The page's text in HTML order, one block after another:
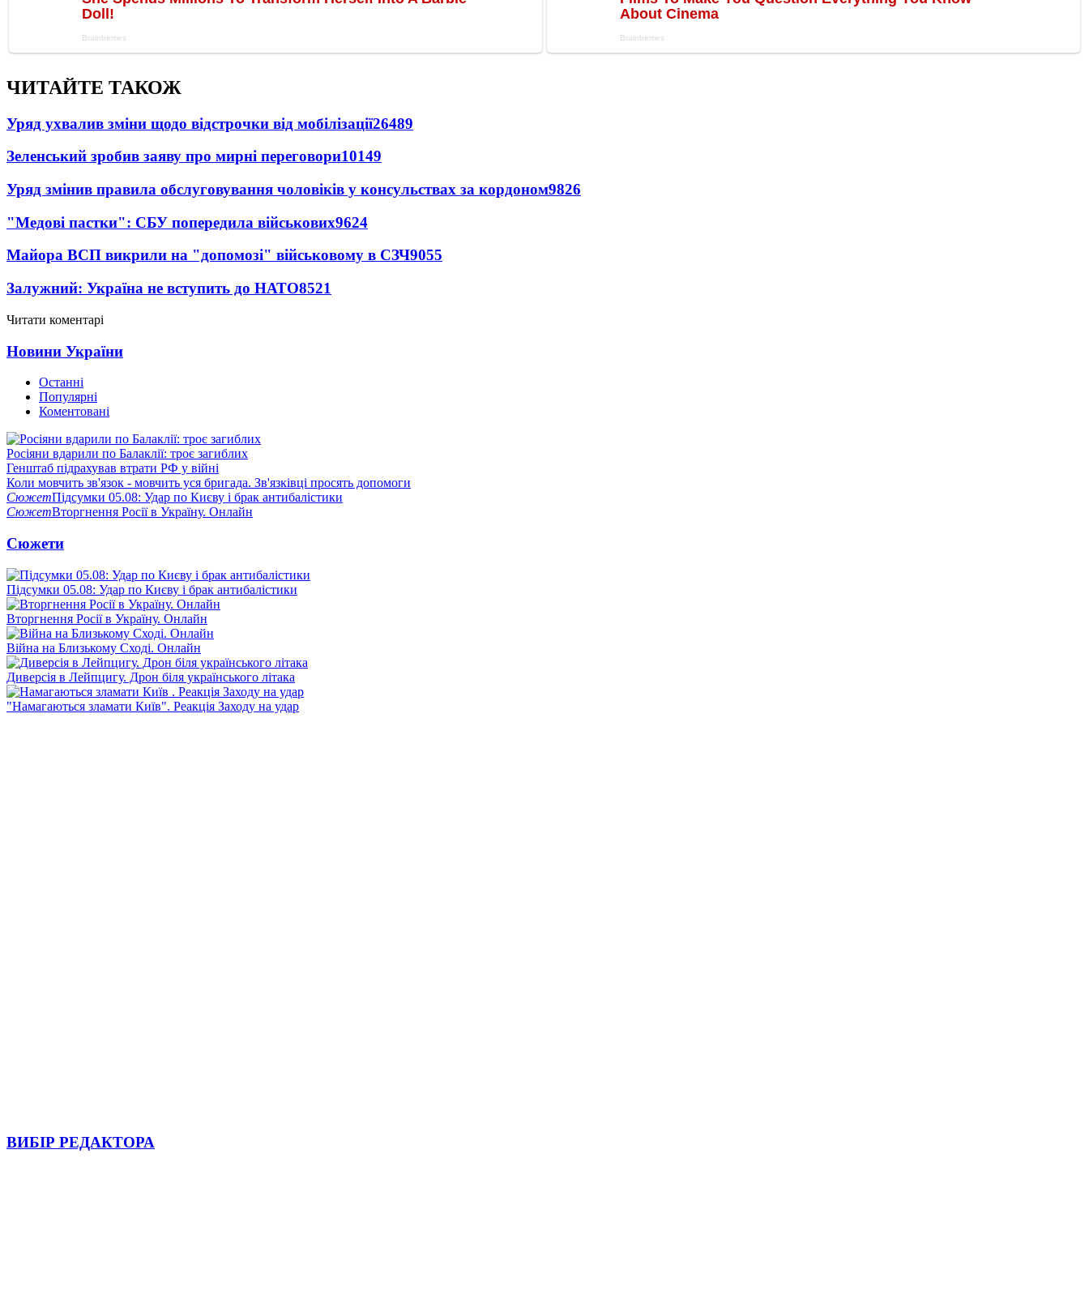
ЧИТАЙТЕ ТАКОЖ
Уряд ухвалив зміни щодо відстрочки від мобілізації26489
Зеленський зробив заяву про мирні переговори10149
Уряд змінив правила обслуговування чоловіків у консульствах за кордоном9826
"Медові пастки": СБУ попередила військових9624
Майора ВСП викрили на "допомозі" військовому в СЗЧ9055
Залужний: Україна не вступить до НАТО8521
Читати коментарі
Новини України
Останні
Популярні
Коментовані
Росіяни вдарили по Балаклії: троє загиблих
Генштаб підрахував втрати РФ у війні
Коли мовчить зв'язок - мовчить уся бригада. Зв'язківці просять допомоги
СюжетПідсумки 05.08: Удар по Києву і брак антибалістики
СюжетВторгнення Росії в Україну. Онлайн
Сюжети
Підсумки 05.08: Удар по Києву і брак антибалістики
Вторгнення Росії в Україну. Онлайн
Війна на Близькому Сході. Онлайн
Диверсія в Лейпцигу. Дрон біля українського літака
"Намагаються зламати Київ". Реакція Заходу на удар
ВИБІР РЕДАКТОРА